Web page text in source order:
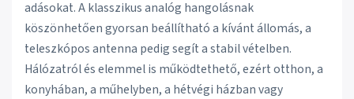
adásokat. A klasszikus analóg hangolásnak
köszönhetően gyorsan beállítható a kívánt állomás, a
teleszkópos antenna pedig segít a stabil vételben.
Hálózatról és elemmel is működtethető, ezért otthon, a
konyhában, a műhelyben, a hétvégi házban vagy